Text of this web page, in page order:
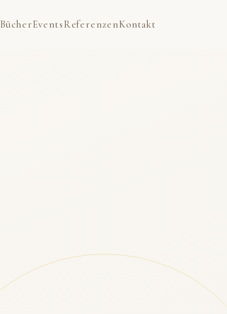
BücherEventsReferenzenKontakt